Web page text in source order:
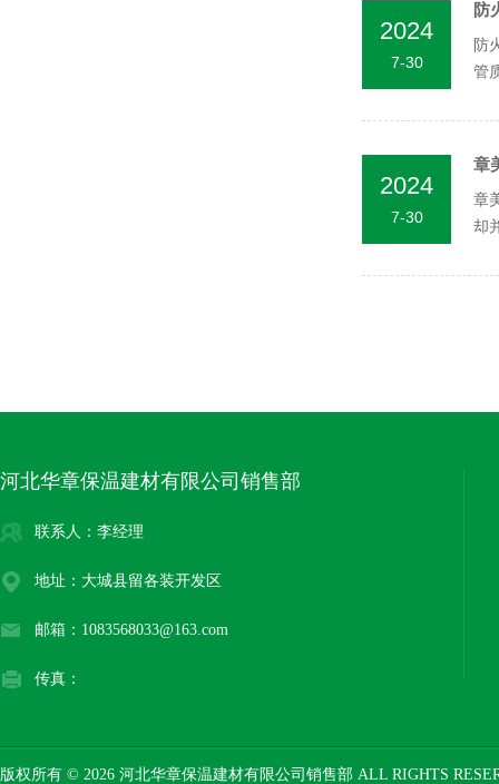
2024
7-30
防
防
管
2024
7-30
章
章
却
河北华章保温建材有限公司销售部
联系人：李经理
地址：大城县留各装开发区
邮箱：1083568033@163.com
传真：
版权所有 © 2026 河北华章保温建材有限公司销售部 ALL RIGHTS